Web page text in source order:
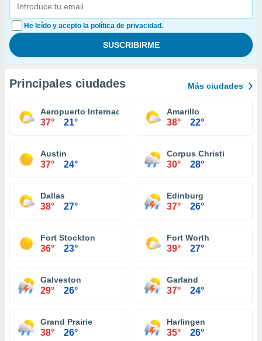
He leído y acepto la política de privacidad.
Principales ciudades Más ciudades
Aeropuerto Internacional El Paso
37° 21°
Amarillo
38° 22°
Austin
37° 24°
Corpus Christi
30° 28°
Dallas
38° 27°
Edinburg
37° 26°
Fort Stockton
36° 23°
Fort Worth
39° 27°
Galveston
29° 26°
Garland
37° 24°
Grand Prairie
38° 26°
Harlingen
35° 26°